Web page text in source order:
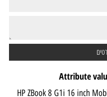
Attribute
HP ZBook 8 G1i 16 inch